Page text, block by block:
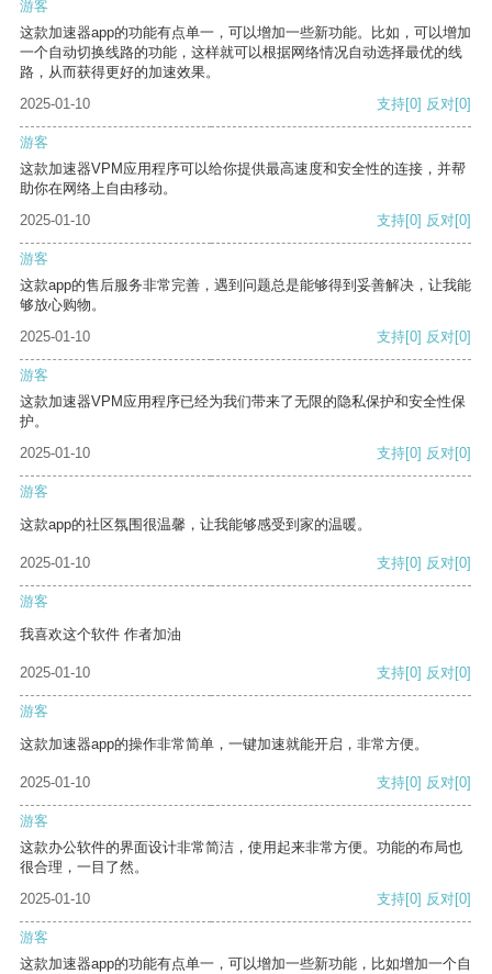
游客
这款加速器app的功能有点单一，可以增加一些新功能。比如，可以增加
一个自动切换线路的功能，这样就可以根据网络情况自动选择最优的线
路，从而获得更好的加速效果。
2025-01-10
支持[0] 反对[0]
游客
这款加速器VPM应用程序可以给你提供最高速度和安全性的连接，并帮
助你在网络上自由移动。
2025-01-10
支持[0] 反对[0]
游客
这款app的售后服务非常完善，遇到问题总是能够得到妥善解决，让我能
够放心购物。
2025-01-10
支持[0] 反对[0]
游客
这款加速器VPM应用程序已经为我们带来了无限的隐私保护和安全性保
护。
2025-01-10
支持[0] 反对[0]
游客
这款app的社区氛围很温馨，让我能够感受到家的温暖。
2025-01-10 支持[0] 反对[0]
游客
我喜欢这个软件 作者加油
2025-01-10 支持[0] 反对[0]
游客
这款加速器app的操作非常简单，一键加速就能开启，非常方便。
2025-01-10 支持[0] 反对[0]
游客
这款办公软件的界面设计非常简洁，使用起来非常方便。功能的布局也
很合理，一目了然。
2025-01-10
支持[0] 反对[0]
游客
这款加速器app的功能有点单一，可以增加一些新功能，比如增加一个自